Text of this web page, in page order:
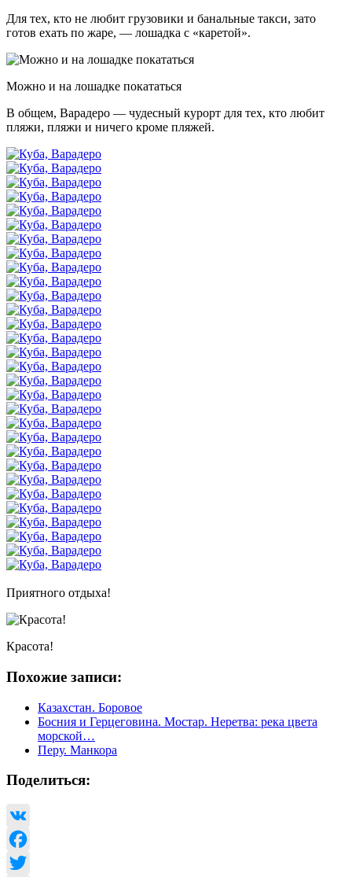
Для тех, кто не любит грузовики и банальные такси, зато
готов ехать по жаре, — лошадка с «каретой».
Можно и на лошадке покататься
В общем, Варадеро — чудесный курорт для тех, кто любит
пляжи, пляжи и ничего кроме пляжей.
Приятного отдыха!
Красота!
Похожие записи:
Казахстан. Боровое
Босния и Герцеговина. Мостар. Неретва: река цвета
морской…
Перу. Манкора
Поделиться:
VK
Facebook